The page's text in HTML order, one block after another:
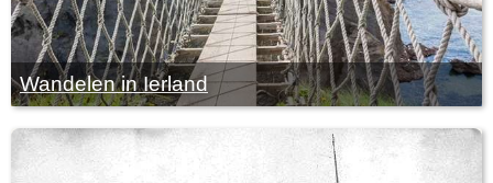
Wandelen in Ierland